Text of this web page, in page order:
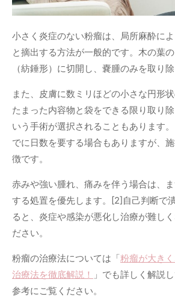
小さく炎症のない粉瘤は、局所麻酔に
と摘出する方法が一般的です。木の葉
（紡錘形）に切開し、嚢腫のみを取り除
また、皮膚に数ミリほどの小さな円形
たまった内容物と袋をできる限り取り
いう手術が選択されることもあります
でに日数を要する場合もありますが、
徴です。
赤みや強い腫れ、痛みを伴う場合は、
する処置を優先します。[2]自己判断で
ると、炎症や感染が悪化し治療が難し
ださい。
粉瘤の治療法については「粉瘤が大き
治療法を徹底解説！
」でも詳しく解説
参考にご覧ください。